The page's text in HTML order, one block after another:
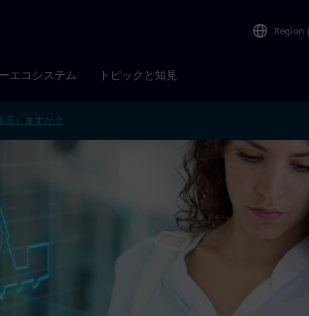
Region |
エコシステム トピックと知見
示しますか？